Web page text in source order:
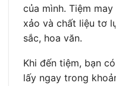
của mình. Tiệm
xảo và chất liệu tơ
sắc, hoa văn.
Khi đến tiệm, bạn
lấy ngay trong